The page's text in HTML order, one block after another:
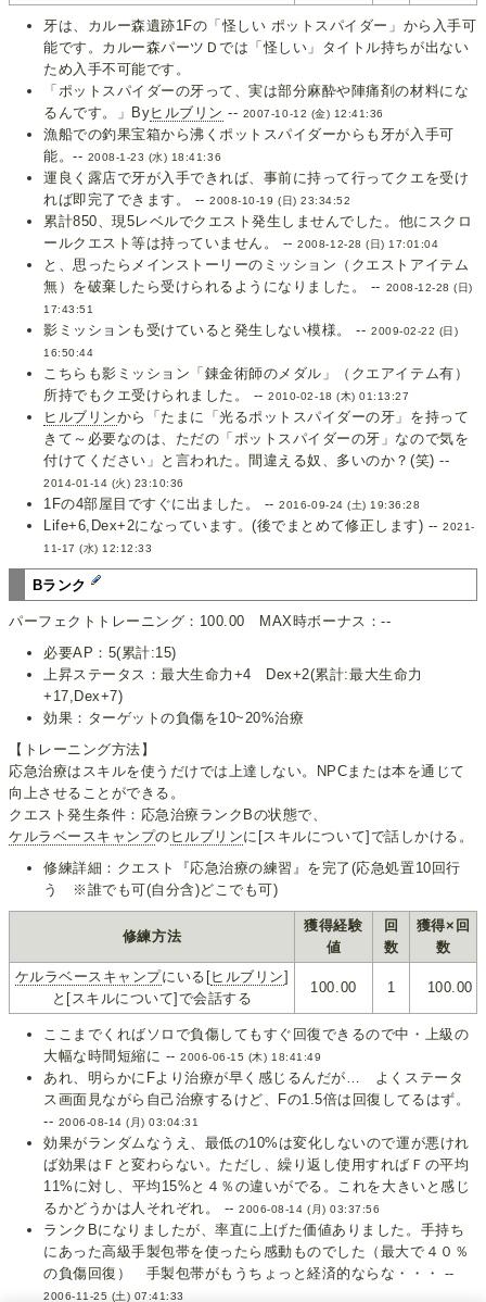
牙は、カルー森遺跡1Fの「怪しい ポットスパイダー」から入手可
能です。カルー森パーツＤでは「怪しい」タイトル持ちが出ない
ため入手不可能です。
「ポットスパイダーの牙って、実は部分麻酔や陣痛剤の材料にな
るんです。」Byヒルブリン -- 2007-10-12 (金) 12:41:36
漁船での釣果宝箱から沸くポットスパイダーからも牙が入手可
能。-- 2008-1-23 (水) 18:41:36
運良く露店で牙が入手できれば、事前に持って行ってクエを受け
れば即完了できます。 --2008-10-19 (日) 23:34:52
累計850、現5レベルでクエスト発生しませんでした。他にスクロ
ールクエスト等は持っていません。 --2008-12-28 (日) 17:01:04
と、思ったらメインストーリーのミッション（クエストアイテム
無）を破棄したら受けられるようになりました。 -- 2008-12-28 (日)
17:43:51
影ミッションも受けていると発生しない模様。 -- 2009-02-22 (日)
16:50:44
こちらも影ミッション「錬金術師のメダル」（クエアイテム有）
所持でもクエ受けられました。 --2010-02-18 (木) 01:13:27
ヒルブリンから「たまに「光るポットスパイダーの牙」を持って
きて～必要なのは、ただの「ポットスパイダーの牙」なので気を
付けてください」と言われた。間違える奴、多いのか？(笑) --
2014-01-14 (火) 23:10:36
1Fの4部屋目ですぐに出ました。 --2016-09-24 (土) 19:36:28
Life+6,Dex+2になっています。(後でまとめて修正します) --2021-
11-17 (水) 12:12:33
Bランク
パーフェクトトレーニング：100.00 MAX時ボーナス：--
必要AP：5(累計:15)
上昇ステータス：最大生命力+4 Dex+2(累計:最大生命力
+17,Dex+7)
効果：ターゲットの負傷を10~20%治療
【トレーニング方法】
応急治療はスキルを使うだけでは上達しない。NPCまたは本を通じて
向上させることができる。
クエスト発生条件：応急治療ランクBの状態で、
ケルラベースキャンプの ヒルブリンに[スキルについて]で話しかける。
修練詳細：クエスト『応急治療の練習』を完了(応急処置10回行
う ※誰でも可(自分含)どこでも可)
修練方法
獲得経験
値
回
数
獲得×回
数
ケルラベースキャンプにいる[ヒルブリン]
と[スキルについて]で会話する
100.00 1 100.00
ここまでくればソロで負傷してもすぐ回復できるので中・上級の
大幅な時間短縮に --2006-06-15 (木) 18:41:49
あれ、明らかにFより治療が早く感じるんだが… よくステータ
ス画面見ながら自己治療するけど、Fの1.5倍は回復してるはず。
-- 2006-08-14 (月) 03:04:31
効果がランダムなうえ、最低の10%は変化しないので運が悪けれ
ば効果はＦと変わらない。ただし、繰り返し使用すればＦの平均
11%に対し、平均15%と４％の違いがでる。これを大きいと感じ
るかどうかは人それぞれ。 --2006-08-14 (月) 03:37:56
ランクBになりましたが、率直に上げた価値ありました。手持ち
にあった高級手製包帯を使ったら感動ものでした（最大で４０％
の負傷回復） 手製包帯がもうちょっと経済的ならな・・・ --
2006-11-25 (土) 07:41:33